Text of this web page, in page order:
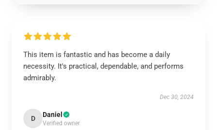
This item is fantastic and has become a daily
necessity. It's practical, dependable, and performs
admirably.
Dec 30, 2024
D Daniel
Verified owner